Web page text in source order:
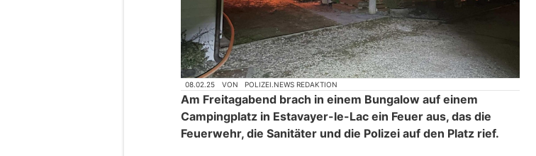
08.02.25 VON POLIZEI.NEWS REDAKTION
Am Freitagabend brach in einem Bungalow auf einem
Campingplatz in Estavayer-le-Lac ein Feuer aus, das die
Feuerwehr, die Sanitäter und die Polizei auf den Platz rief.